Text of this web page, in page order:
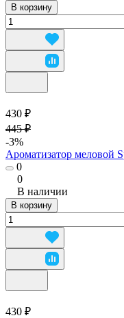
В корзину
430 ₽
445 ₽
-3%
Ароматизатор меловой
0
0
В наличии
В корзину
430 ₽